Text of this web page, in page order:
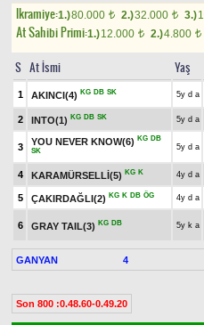
Ikramiye:1.)80.000 t 2.)32.000 t 3.)
At Sahibi Primi:1.)12.000 t 2.)4.800 t
S At İsmi Yaş
1 AKINCI(4) KG DB SK 5y d a
2 INTO(1) KG DB SK 5y d a
3
YOU NEVER KNOW(6) KG DB
SK
5y d a
4 KARAMÜRSELLİ(5) KG K 4y d a
5 ÇAKIRDAĞLI(2) KG K DB ÖG 4y d a
6 GRAY TAIL(3) KG DB 5y k a
GANYAN 4
Son 800 :0.48.60-0.49.20